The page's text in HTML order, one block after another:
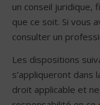
un conseil juridique,
que ce soit. Si vous
consulter un
Les dispositions
s’appliqueront dans
droit applicable et